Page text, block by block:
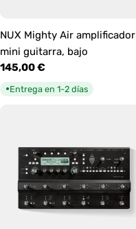
NUX Mighty Air amplificador
mini guitarra, bajo
Precio
habitual
145,00 €
●Entrega en 1-2 días